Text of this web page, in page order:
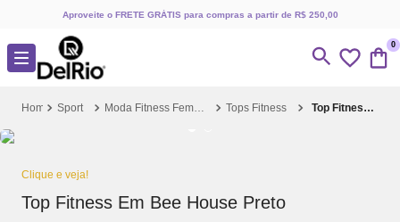
Aproveite o FRETE GRÁTIS para compras a partir de R$ 250,00
0
Sport Moda Fitness Feminina Tops Fitness Top Fitness Em Bee House Preto
Clique e veja!
Top Fitness Em Bee House Preto